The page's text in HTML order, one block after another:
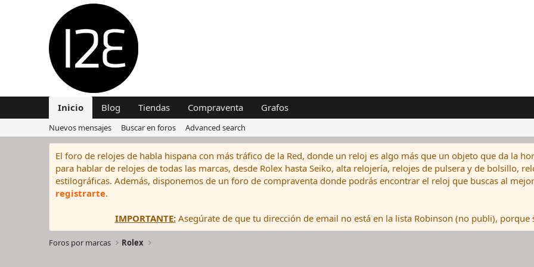
Inicio Blog Tiendas Compraventa Grafos
Nuevos mensajes Buscar en foros Advanced search
El foro de relojes de habla hispana con más tráfico de la Red, donde un reloj es algo más que un objeto que da la
para hablar de relojes de todas las marcas, desde Rolex hasta Seiko, alta relojería, relojes de pulsera y de bolsillo,
estilográficas. Además, disponemos de un foro de compraventa donde podrás encontrar el reloj que buscas al
registrarte.
IMPORTANTE:Asegúrate de que tu dirección de email no está en la lista Robinson (no publi), porque
Foros por marcas Rolex